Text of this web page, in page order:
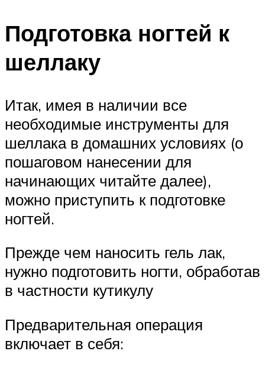
Подготовка ногтей к
шеллаку
Итак, имея в наличии все
необходимые инструменты для
шеллака в домашних условиях (о
пошаговом нанесении для
начинающих читайте далее),
можно приступить к подготовке
ногтей.
Прежде чем наносить гель лак,
нужно подготовить ногти, обработав
в частности кутикулу
Предварительная операция
включает в себя: